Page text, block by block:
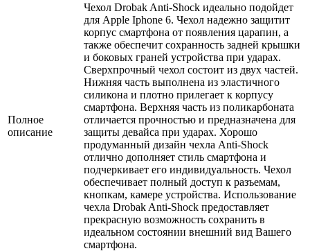
Полное
описание
Чехол Drobak Anti-Shock идеально подойдет
для Apple Iphone 6. Чехол надежно защитит
корпус смартфона от появления царапин, а
также обеспечит сохранность задней крышки
и боковых граней устройства при ударах.
Сверхпрочный чехол состоит из двух частей.
Нижняя часть выполнена из эластичного
силикона и плотно прилегает к корпусу
смартфона. Верхняя часть из поликарбоната
отличается прочностью и предназначена для
защиты девайса при ударах. Хорошо
продуманный дизайн чехла Anti-Shock
отлично дополняет стиль смартфона и
подчеркивает его индивидуальность. Чехол
обеспечивает полный доступ к разъемам,
кнопкам, камере устройства. Использование
чехла Drobak Anti-Shock предоставляет
прекрасную возможность сохранить в
идеальном состоянии внешний вид Вашего
смартфона.